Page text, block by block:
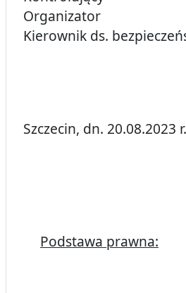
Kierownik ds.
Szczecin, dn. 20.08.2023 r.
Podstawa prawna: